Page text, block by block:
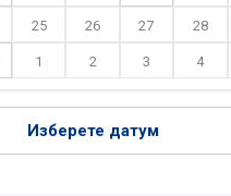
25 26 27 28
1 2 3 4
Изберете датум